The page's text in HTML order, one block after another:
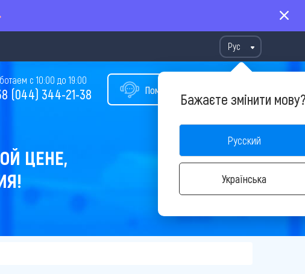
Рус
Бажаєте змінити
Русский
Українська
Помощь в подборе тура
с 10:00 до 19:00
(044) 344-21-38
ЦЕНЕ,